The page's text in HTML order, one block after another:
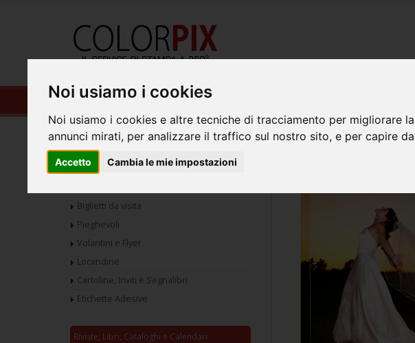
Noi usiamo i cookies
Noi usiamo i cookies e altre tecniche di tracciamento per migliorare
annunci mirati, per analizzare il traffico sul nostro sito, e per capire
Accetto Cambia le mie impostazioni
HOME PRODOTTI
Fotoquadro Panoramico 120x60
Home Decorazione di Interni Fotoquadri con Cornice in Legno
Biglietti da visita
Pieghevoli
Volantini e Flyer
Locandine
Cartoline, Inviti e Segnalibri
Etichette Adesive
Riviste, Libri, Cataloghi e Calendari